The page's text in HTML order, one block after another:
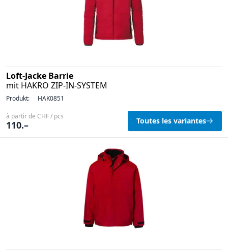
Loft-Jacke Barrie
mit HAKRO ZIP-IN-SYSTEM
Produkt: HAK0851
à partir de CHF / pcs
110.– Toutes les variantes